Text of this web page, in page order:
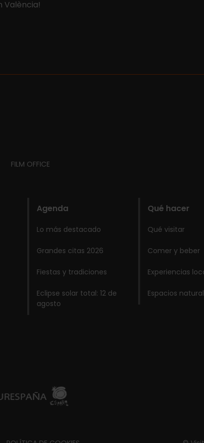
València!
FILM OFFICE
Agenda
Lo más destacado
Grandes citas 2026
Fiestas y tradiciones
Eclipse solar total: 12 de
agosto
Qué hacer
Qué visitar
Comer y beber
Experiencias
Espacios